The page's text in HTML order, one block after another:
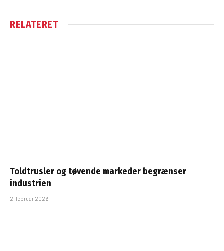
RELATERET
Toldtrusler og tøvende markeder begrænser
industrien
2. februar 2026